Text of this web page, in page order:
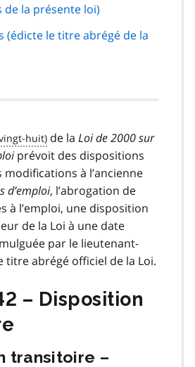
la présente loi)
(édicte le titre abrégé de la
de la Loi de 2000 sur
prévoit des dispositions
à l’ancienne
d’emploi, l’abrogation de
à l’emploi, une disposition
de la Loi à une date
par le lieutenant-
titre abrégé officiel de la Loi.
– Disposition
transitoire –